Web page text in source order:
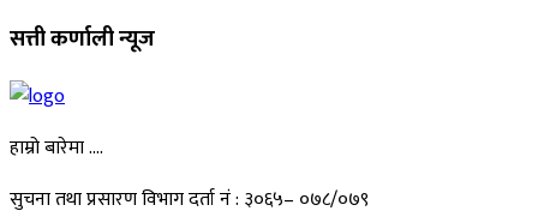
सत्ती कर्णाली न्यूज
हाम्रो बारेमा ….
सुचना तथा प्रसारण विभाग दर्ता नं : ३०६५– ०७८/०७९